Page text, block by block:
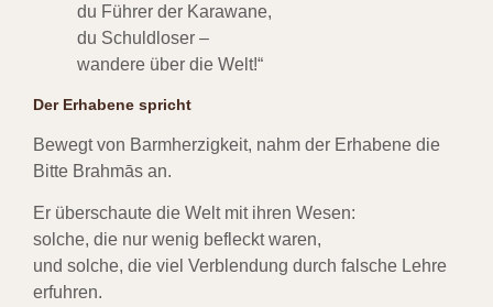
du Führer der Karawane,
du Schuldloser –
wandere über die Welt!“
Der Erhabene spricht
Bewegt von Barmherzigkeit, nahm der Erhabene die
Bitte Brahmās an.
Er überschaute die Welt mit ihren Wesen:
solche, die nur wenig befleckt waren,
und solche, die viel Verblendung durch falsche Lehre
erfuhren.